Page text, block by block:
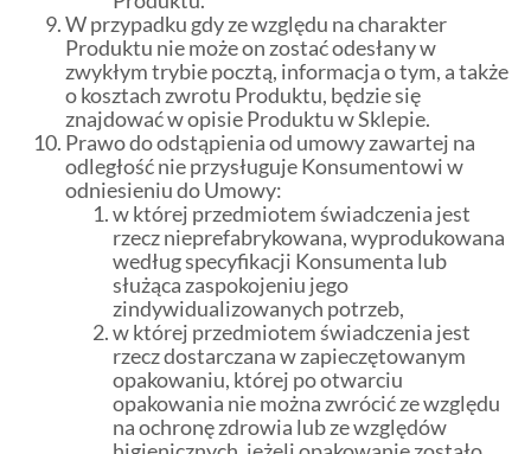
W przypadku gdy ze względu na charakter
Produktu nie może on zostać odesłany w
zwykłym trybie pocztą, informacja o tym, a także
o kosztach zwrotu Produktu, będzie się
znajdować w opisie Produktu w Sklepie.
Prawo do odstąpienia od umowy zawartej na
odległość nie przysługuje Konsumentowi w
odniesieniu do Umowy:
w której przedmiotem świadczenia jest
rzecz nieprefabrykowana, wyprodukowana
według specyfikacji Konsumenta lub
służąca zaspokojeniu jego
zindywidualizowanych potrzeb,
w której przedmiotem świadczenia jest
rzecz dostarczana w zapieczętowanym
opakowaniu, której po otwarciu
opakowania nie można zwrócić ze względu
na ochronę zdrowia lub ze względów